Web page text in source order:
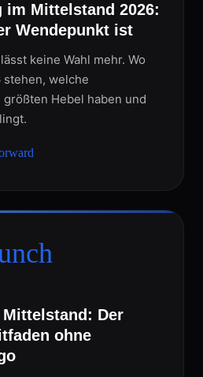
Mittelstand 2026:
Wendepunkt ist
keine Wahl mehr. Wo
welche
Hebel haben und
Der
ohne